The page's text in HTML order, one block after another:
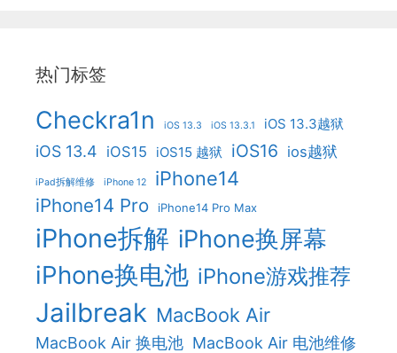
热门标签
Checkra1n iOS 13.3 iOS 13.3.1 iOS 13.3越狱
iOS 13.4 iOS15 iOS15 越狱 iOS16 ios越狱
iPad拆解维修 iPhone 12 iPhone14
iPhone14 Pro iPhone14 Pro Max
iPhone拆解 iPhone换屏幕
iPhone换电池 iPhone游戏推荐
Jailbreak MacBook Air
MacBook Air 换电池 MacBook Air 电池维修